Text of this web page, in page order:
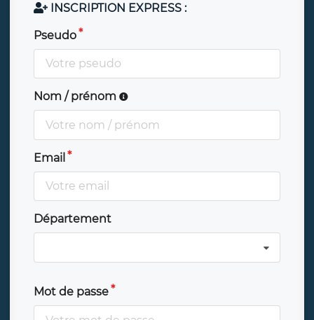
INSCRIPTION EXPRESS :
Pseudo
Nom / prénom
Email
Département
Mot de passe